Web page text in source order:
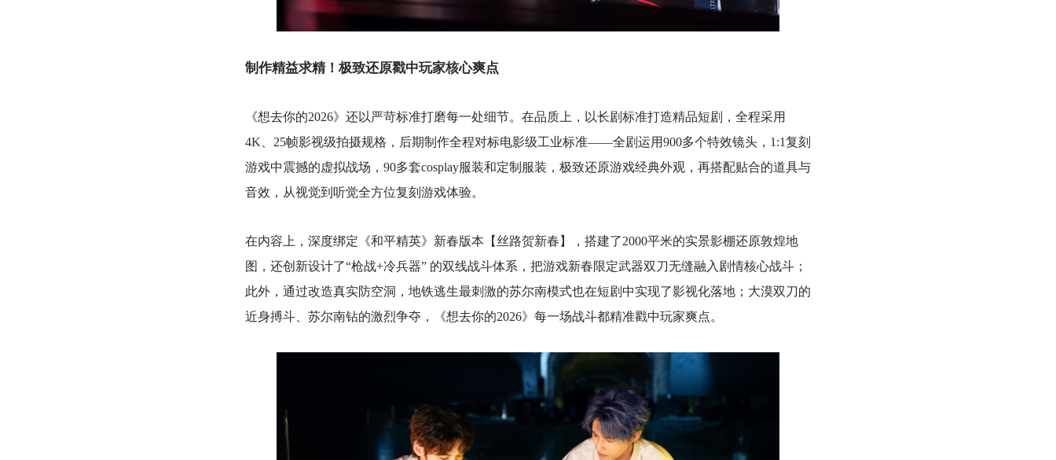
制作精益求精！ 极致还原戳中玩家核心爽点
《想去你的2026》还以严苛标准打磨每一处细节。在品质上，以长剧标准打造精品短剧，全程采用
4K、25帧影视级拍摄规格，后期制作全程对标电影级工业标准——全剧运用900多个特效镜头，1:1复刻
游戏中震撼的虚拟战场，90多套cosplay服装和定制服装，极致还原游戏经典外观，再搭配贴合的道具与
音效，从视觉到听觉全方位复刻游戏体验。
在内容上，深度绑定《和平精英》新春版本【丝路贺新春】，搭建了2000平米的实景影棚还原敦煌地
图，还创新设计了“枪战+冷兵器” 的双线战斗体系，把游戏新春限定武器双刀无缝融入剧情核心战斗；
此外，通过改造真实防空洞，地铁逃生最刺激的苏尔南模式也在短剧中实现了影视化落地；大漠双刀的
近身搏斗、苏尔南钻的激烈争夺，《想去你的2026》每一场战斗都精准戳中玩家爽点。